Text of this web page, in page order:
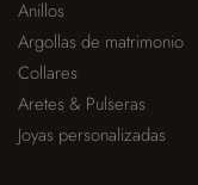
Anillos
Argollas de matrimonio
Collares
Aretes & Pulseras
Joyas personalizadas